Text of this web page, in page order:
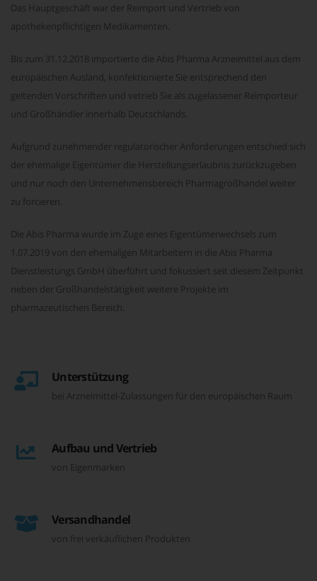
Das Hauptgeschäft war der Reimport und Vertrieb von
apothekenpflichtigen Medikamenten.
Bis zum 31.12.2018 importierte die Abis Pharma Arzneimittel aus dem
europäischen Ausland, konfektionierte Sie entsprechend den
geltenden Vorschriften und vetrieb Sie als zugelassener Reimporteur
und Großhändler innerhalb Deutschlands.
Aufgrund zunehmender regulatorischer Anforderungen entschied sich
der ehemalige Eigentümer die Herstellungserlaubnis zurückzugeben
und nur noch den Unternehmensbereich Pharmagroßhandel weiter
zu forcieren.
Die Abis Pharma wurde im Zuge eines Eigentümerwechsels zum
1.07.2019 von den ehemaligen Mitarbeitern in die Abis Pharma
Dienstleistungs GmbH überführt und fokussiert seit diesem Zeitpunkt
neben der Großhandelstätigkeit weitere Projekte im
pharmazeutischen Bereich.
Unterstützung
bei Arzneimittel-Zulassungen für den europäischen Raum
Aufbau und Vertrieb
von Eigenmarken
Versandhandel
von frei verkäuflichen Produkten